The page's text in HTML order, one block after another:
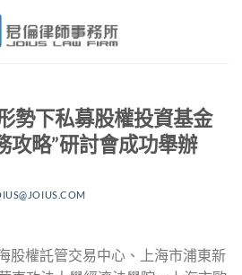
勢下私募股權投資基金
攻略”研討會成功舉辦
股權託管交易中心、上海市浦東新